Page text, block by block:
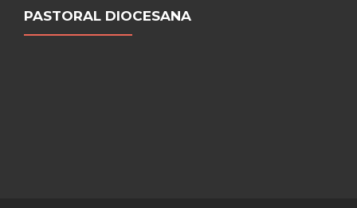
PASTORAL DIOCESANA